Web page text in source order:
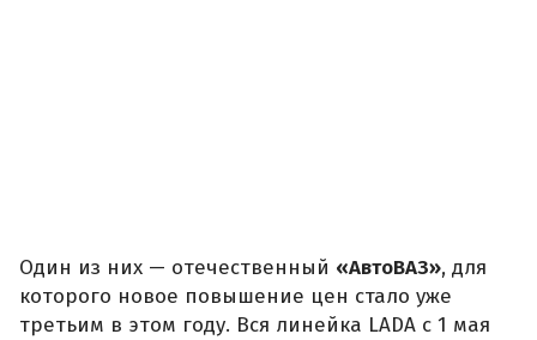
Один из них — отечественный «АвтоВАЗ», для
которого новое повышение цен стало уже
третьим в этом году. Вся линейка LADA с 1 мая